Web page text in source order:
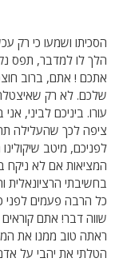
הסכיתו ושמעו כי רק
הלך לו למדבר, תפס
אתכם ! אתם, ברוב
שלכם. לא רק
עורו. ביניכם לביני,
ציפה לכך שהעלילה
לפניכם, מיטב
המציאות אם לא ניקח
בחשיבתי
כל הרבה פעמים לפני
שווה דבר! אתם
ראתה טוב ממנו את
הטלתי את יהבי על